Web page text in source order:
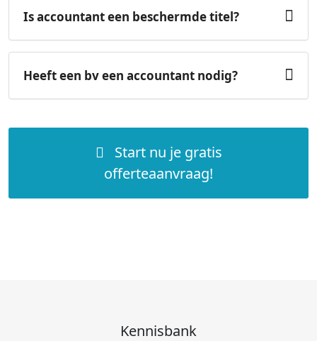
Is accountant een beschermde titel?
Heeft een bv een accountant nodig?
Start nu je gratis
offerteaanvraag!
Kennisbank